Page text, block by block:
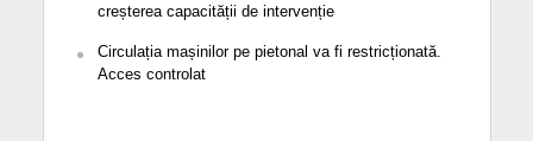
creșterea capacității de intervenție
Circulația mașinilor pe pietonal va fi restricționată.
Acces controlat